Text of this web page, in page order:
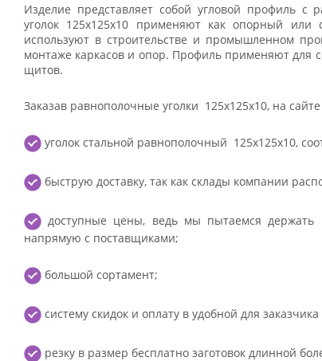
Изделие представляет собой угловой профиль с
уголок 125x125x10 применяют как опорный или
используют в строительстве и промышленном
монтаже каркасов и опор. Профиль применяют для
щитов.
Заказав равнополочные уголки 125x125x10, на
уголок стальной равнополочный 125x125x10,
быструю доставку, так как склады компании
доступные цены, ведь мы пытаемся
напрямую с поставщиками;
большой сортамент;
систему скидок и оплату в удобной для
резку в размер бесплатно заготовок длинной